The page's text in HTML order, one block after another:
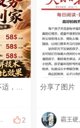
理疗 2
分享了图片
霸王硬